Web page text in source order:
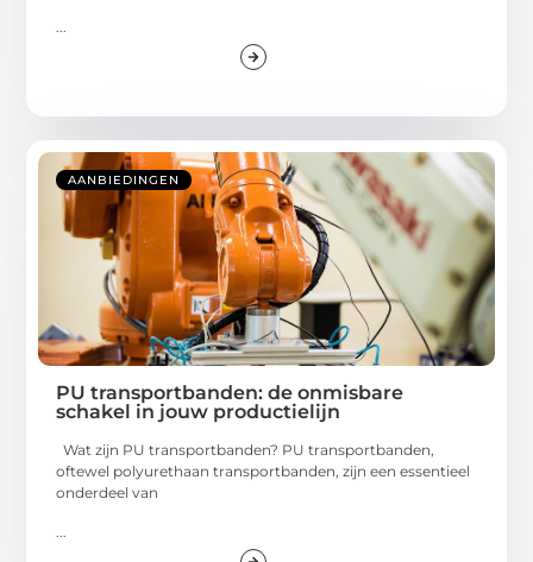
...
AANBIEDINGEN
PU transportbanden: de onmisbare
schakel in jouw productielijn
Wat zijn PU transportbanden? PU transportbanden,
oftewel polyurethaan transportbanden, zijn een essentieel
onderdeel van